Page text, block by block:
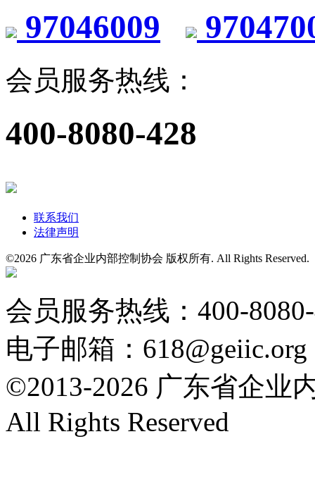
97046009
会员服务热线：
400-8080-428
联系我们
法律声明
©2026 广东省企业内部控制协会 版权所有. All Rights
会员服务热线：400-
电子邮箱：618@geiic.org
©2013-2026 广东省企业
All Rights Reserved